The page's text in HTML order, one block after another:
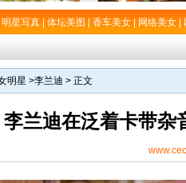
明星写真 体坛美图 香车美女 网络美女
明星 >李兰迪 > 正文
李兰迪在泛着卡带杂